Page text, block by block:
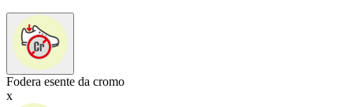
Fodera esente da cromo
x